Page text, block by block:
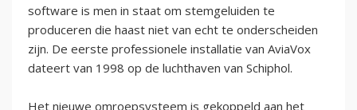
software is men in staat om stemgeluiden te
produceren die haast niet van echt te onderscheiden
zijn. De eerste professionele installatie van AviaVox
dateert van 1998 op de luchthaven van Schiphol.
Het nieuwe omroepsysteem is gekoppeld aan het